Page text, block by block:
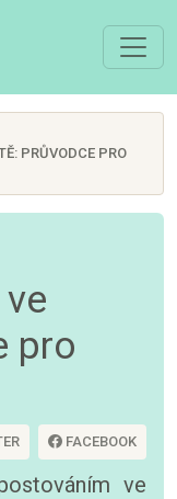
PRŮVODCE PRO
pro
FACEBOOK
ve